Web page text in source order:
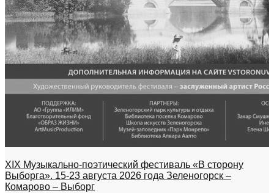
XIX Музыкально-поэтический фестиваль «В сторону
Выборга». 15-23 августа 2026 года Зеленогорск –
Комарово – Выборг